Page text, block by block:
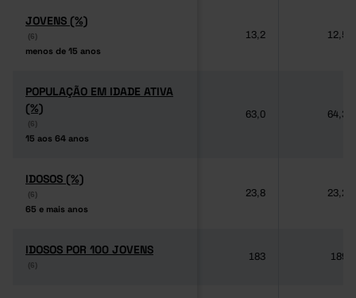
JOVENS (%)
(6)
menos de 15 anos
JOVENS (%)
(6)
menos de 15 anos
13,2 12,5
POPULAÇÃO EM IDADE ATIVA
(%)
(6)
15 aos 64 anos
POPULAÇÃO EM IDADE ATIVA
(%)
(6)
15 aos 64 anos
63,0 64,3
IDOSOS (%)
(6)
65 e mais anos
IDOSOS (%)
(6)
65 e mais anos
23,8 23,2
IDOSOS POR 100 JOVENS
(6)
IDOSOS POR 100 JOVENS
(6)
183 189